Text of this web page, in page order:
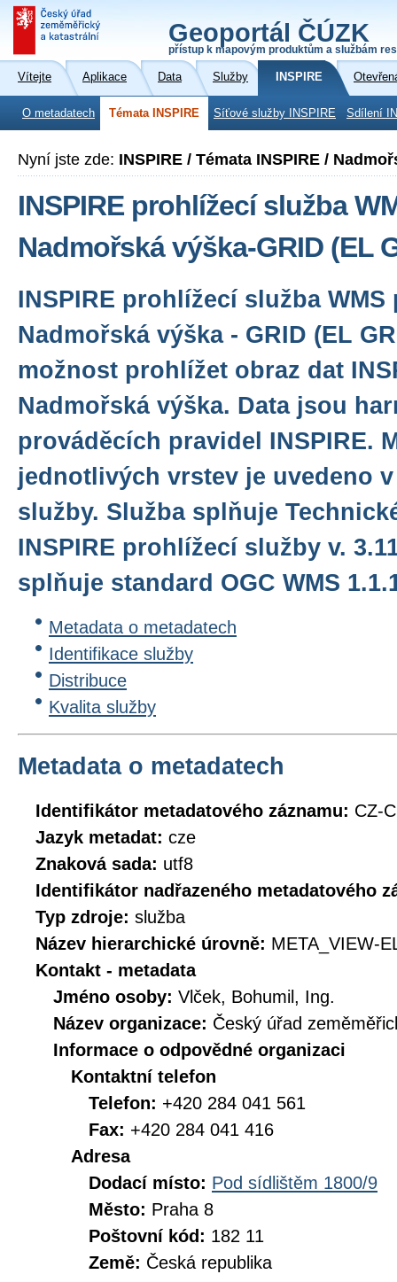
Geoportál ČÚZK
přístup k mapovým produktům a službám
Vítejte Aplikace Data Služby INSPIRE
O metadatech Témata INSPIRE Síťové služby INSPIRE Sdílení
Nyní jste zde: INSPIRE / Témata INSPIRE /
INSPIRE prohlížecí služba
Nadmořská výška-GRID (EL
INSPIRE prohlížecí služba WMS
Nadmořská výška - GRID (EL
možnost prohlížet obraz dat
Nadmořská výška. Data jsou
prováděcích pravidel INSPIRE.
jednotlivých vrstev je uvedeno
služby. Služba splňuje
INSPIRE prohlížecí služby v.
splňuje standard OGC WMS
Metadata o metadatech
Identifikace služby
Distribuce
Kvalita služby
Metadata o metadatech
Identifikátor metadatového záznamu: CZ-
Jazyk metadat: cze
Znaková sada: utf8
Identifikátor nadřazeného metadatového
Typ zdroje: služba
Název hierarchické úrovně: META_VIEW-
Kontakt - metadata
Jméno osoby: Vlček, Bohumil, Ing.
Název organizace: Český úřad
Informace o odpovědné organizaci
Kontaktní telefon
Telefon: +420 284 041 561
Fax: +420 284 041 416
Adresa
Dodací místo: Pod sídlištěm 1800/9
Město: Praha 8
Poštovní kód: 182 11
Země: Česká republika